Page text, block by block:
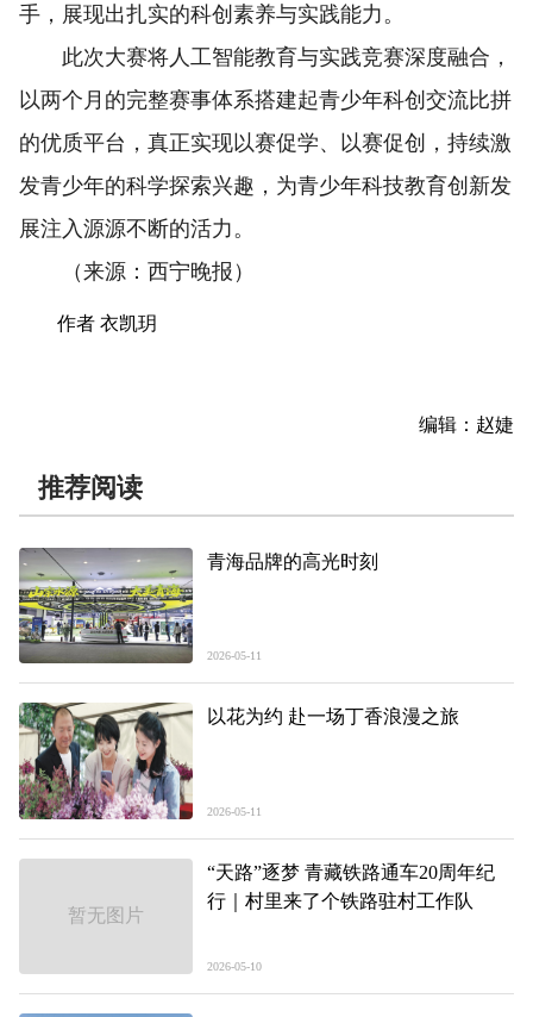
手，展现出扎实的科创素养与实践能力。
此次大赛将人工智能教育与实践竞赛深度融合，
以两个月的完整赛事体系搭建起青少年科创交流比拼
的优质平台，真正实现以赛促学、以赛促创，持续激
发青少年的科学探索兴趣，为青少年科技教育创新发
展注入源源不断的活力。
（来源：西宁晚报）
作者 衣凯玥
编辑：赵婕
推荐阅读
青海品牌的高光时刻
2026-05-11
以花为约 赴一场丁香浪漫之旅
2026-05-11
暂无图片
“天路”逐梦 青藏铁路通车20周年纪
行｜村里来了个铁路驻村工作队
2026-05-10